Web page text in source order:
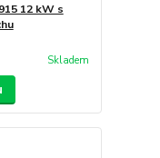
12 kW s
Skladem